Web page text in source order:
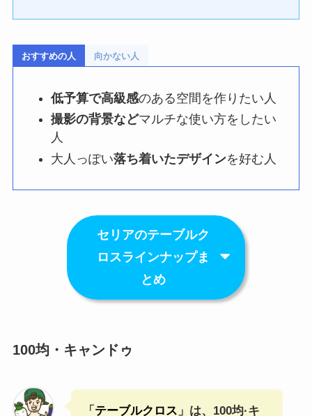
おすすめの人 向かない人
低予算で高級感のある空間を作りたい人
撮影の背景などマルチな使い方をしたい
人
大人っぽい落ち着いたデザインを好む人
セリアのテーブルク
ロスラインナップま
とめ
100均・キャンドゥ
「 テーブルクロス 」は、100均·キ